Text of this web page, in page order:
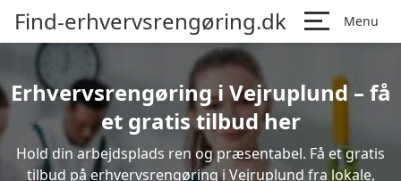
Find-erhvervsrengøring.dk Menu
Erhvervsrengøring i Vejruplund – få
et gratis tilbud her
Hold din arbejdsplads ren og præsentabel. Få et gratis
tilbud på erhvervsrengøring i Vejruplund fra lokale,